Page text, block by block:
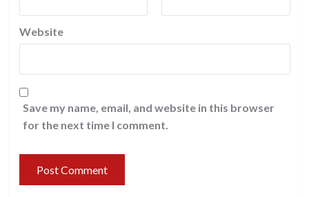
Website
Save my name, email, and website in this browser
for the next time I comment.